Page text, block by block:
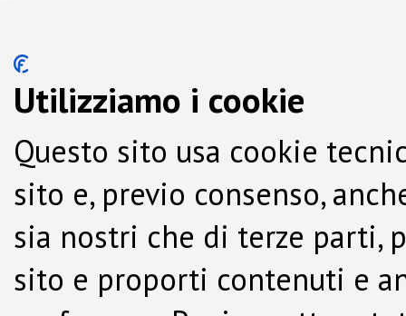
Utilizziamo i cookie
Questo sito usa cookie
sito e, previo consenso,
sia nostri che di terze parti,
sito e proporti contenuti e